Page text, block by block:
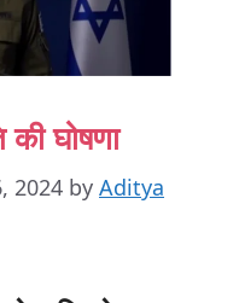
घोषणा
2024 by Aditya